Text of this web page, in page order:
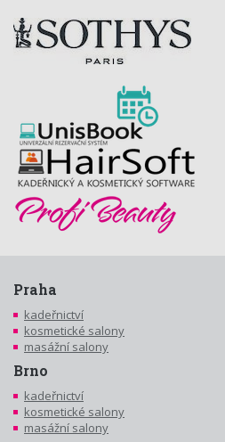
Praha
kadeřnictví
kosmetické salony
masážní salony
Brno
kadeřnictví
kosmetické salony
masážní salony